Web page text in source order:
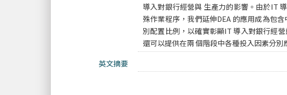
導入對銀行經營與 生產力的影響。由於IT
殊作業程序，我們延伸DEA 的應用成為包
別配置比例，以確實彰顯IT 導入對銀行經
還可以提供在兩 個階段中各種投入因素分
英文摘要